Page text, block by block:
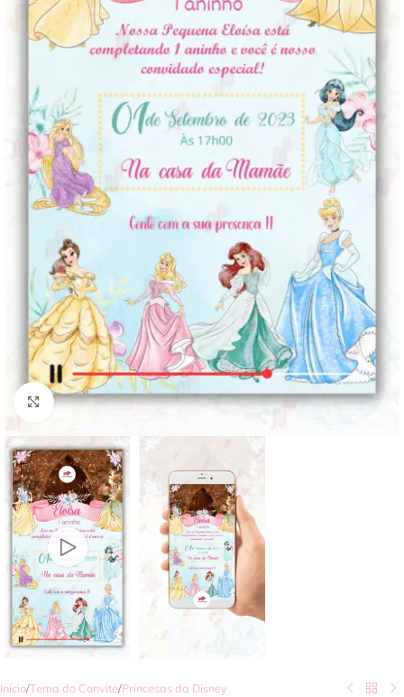
Clique para ampliar
Início/Tema do Convite/Princesas da Disney